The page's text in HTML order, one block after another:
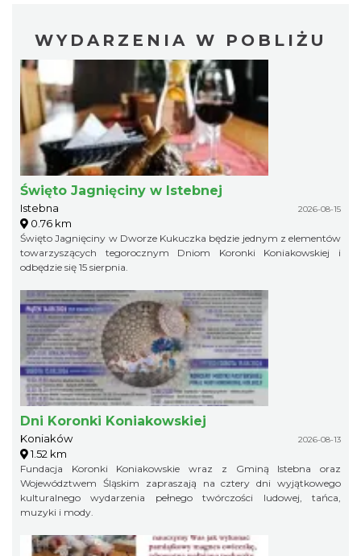
WYDARZENIA W POBLIŻU
Święto Jagnięciny w Istebnej
Istebna 2026-08-15
0.76 km
Święto Jagnięciny w Dworze Kukuczka będzie jednym z elementów
towarzyszących tegorocznym Dniom Koronki Koniakowskiej i
odbędzie się 15 sierpnia.
Dni Koronki Koniakowskiej
Koniaków 2026-08-13
1.52 km
Fundacja Koronki Koniakowskie wraz z Gminą Istebna oraz
Województwem Śląskim zapraszają na cztery dni wyjątkowego
kulturalnego wydarzenia pełnego twórczości ludowej, tańca,
muzyki i mody.